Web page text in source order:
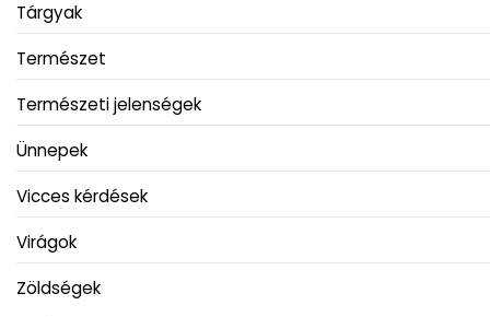
Tárgyak
Természet
Természeti jelenségek
Ünnepek
Vicces kérdések
Virágok
Zöldségek